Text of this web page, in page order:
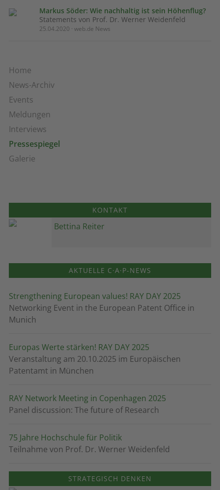
Home
News-Archiv
Events
Meldungen
Interviews
Pressespiegel
Galerie
Markus Söder: Wie nachhaltig ist sein Höhenflug?
Statements von Prof. Dr. Werner Weidenfeld
25.04.2020 · web.de News
KONTAKT
Bettina Reiter
AKTUELLE C·A·P-NEWS
Strengthening European values! RAY DAY 2025
Networking Event in the European Patent Office in
Munich
Europas Werte stärken! RAY DAY 2025
Veranstaltung am 20.10.2025 im Europäischen
Patentamt in München
RAY Network Meeting in Copenhagen 2025
Panel discussion: The future of Research
75 Jahre Hochschule für Politik
Teilnahme von Prof. Dr. Werner Weidenfeld
STRATEGISCH DENKEN